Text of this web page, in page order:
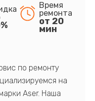
Время
ремонта
от 20
мин
по ремонту
на
Aser. Наша